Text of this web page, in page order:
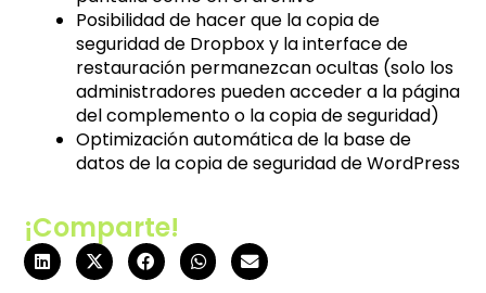
Posibilidad de hacer que la copia de
seguridad de Dropbox y la interface de
restauración permanezcan ocultas (solo los
administradores pueden acceder a la página
del complemento o la copia de seguridad)
Optimización automática de la base de
datos de la copia de seguridad de WordPress
¡Comparte!